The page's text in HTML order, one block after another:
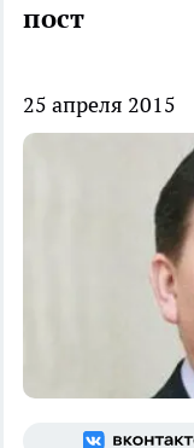
пост
25 апреля 2015